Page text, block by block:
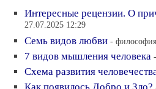
Интересные рецензии. О
27.07.2025 12:29
Семь видов любви -
7 видов мышления человека
Схема развития